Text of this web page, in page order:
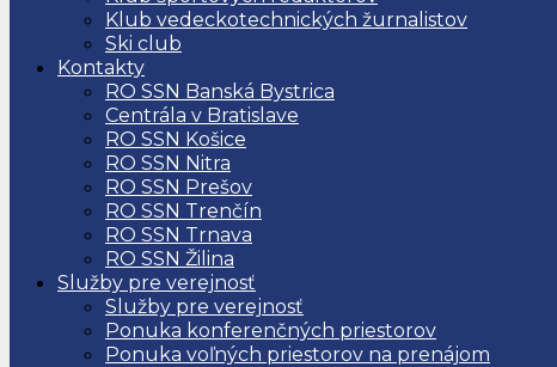
Klub vedeckotechnických žurnalistov
Ski club
Kontakty
RO SSN Banská Bystrica
Centrála v Bratislave
RO SSN Košice
RO SSN Nitra
RO SSN Prešov
RO SSN Trenčín
RO SSN Trnava
RO SSN Žilina
Služby pre verejnosť
Služby pre verejnosť
Ponuka konferenčných priestorov
Ponuka voľných priestorov na prenájom